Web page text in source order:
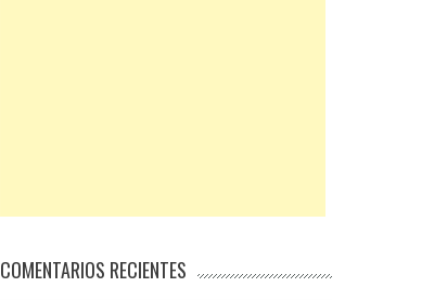
COMENTARIOS RECIENTES